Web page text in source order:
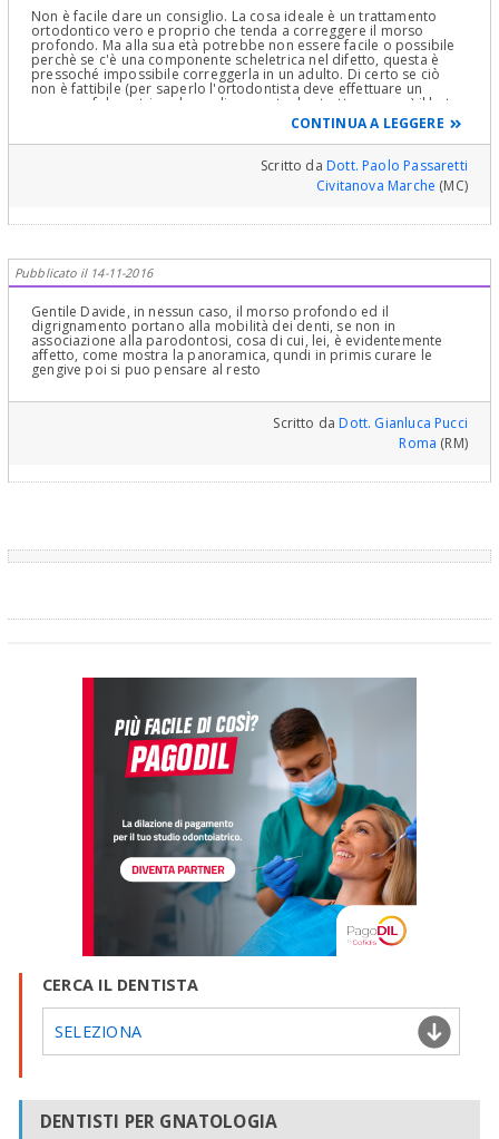
Non è facile dare un consiglio. La cosa ideale è un trattamento
ortodontico vero e proprio che tenda a correggere il morso
profondo. Ma alla sua età potrebbe non essere facile o possibile
perchè se c'è una componente scheletrica nel difetto, questa è
pressoché impossibile correggerla in un adulto. Di certo se ciò
non è fattibile (per saperlo l'ortodontista deve effettuare un
esame cefalometrico che sveli, appunto, la struttura ossea) il byte
è obbligatorio per avere sollievo ai sintomi, ed anche per
migliorare indirettamente la situazione parodontale. Quanto al
dente del giudizio, certamente va estratto, specie se dall'analisi
dei modelli derivati dall'impronta si vede una interferenza
occlusale: è questa cosa che potrebbe aver sregolato il sistema
CONTINUA A LEGGERE
Scritto daDott. Paolo Passaretti
Civitanova Marche (MC)
Pubblicato il 14-11-2016
Gentile Davide, in nessun caso, il morso profondo ed il
digrignamento portano alla mobilità dei denti, se non in
associazione alla parodontosi, cosa di cui, lei, è evidentemente
affetto, come mostra la panoramica, qundi in primis curare le
gengive poi si puo pensare al resto
Scritto daDott. Gianluca Pucci
Roma (RM)
CERCA IL DENTISTA
SELEZIONA
DENTISTI PER GNATOLOGIA